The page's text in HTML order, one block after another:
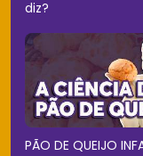
diz?
PÃO DE QUEIJO